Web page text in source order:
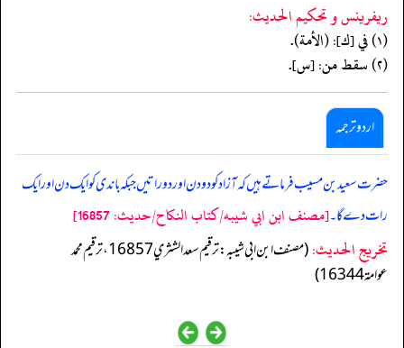
ريفرينس و تحكيم الحدیث:
(١) في [ك]: (الأمة).
(٢) سقط من: [س].
اردو ترجمہ
حضرت سعید بن مسیب فرماتے ہیں کہ آزادکودودن اور دوراتیں جبکہ باندی کو ایک دن اور ایک
رات دے گا۔[مصنف ابن ابي شيبه/كتاب النكاح/حدیث: 16857]
تخریج الحدیث:
(مصنف ابن ابي شيبه: ترقيم سعد الشثري 16857، ترقيم محمد
عوامة 16344)